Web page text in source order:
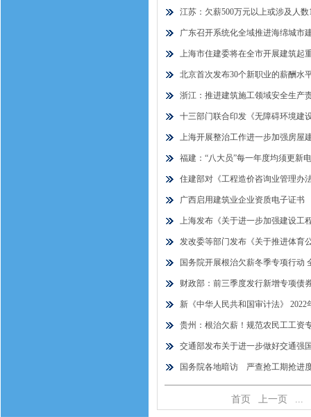
江苏：欠薪500万元以上或涉及人
广东召开系统化全域推进海绵城市
上海市住建委将在全市开展建筑起
北京首次发布30个新职业的薪酬水
浙江：推进建筑施工领域安全生产
十三部门联合印发《无障碍环境建
上海开展整治工作进一步加强房屋
福建：“八大员”每一年度均须更新
住建部对《工程造价咨询业管理办
广西启用建筑业企业资质电子证书
上海发布《关于进一步加强建设工
发改委等部门发布《关于推进体育
国务院开展根治欠薪冬季专项行动
财政部：前三季度发行新增专项债
新《中华人民共和国审计法》 2022
贵州：根治欠薪！规范农民工工资
交通部发布关于进一步做好交通强
国务院各地暗访 严查抢工期抢进
首页 上一页 ...